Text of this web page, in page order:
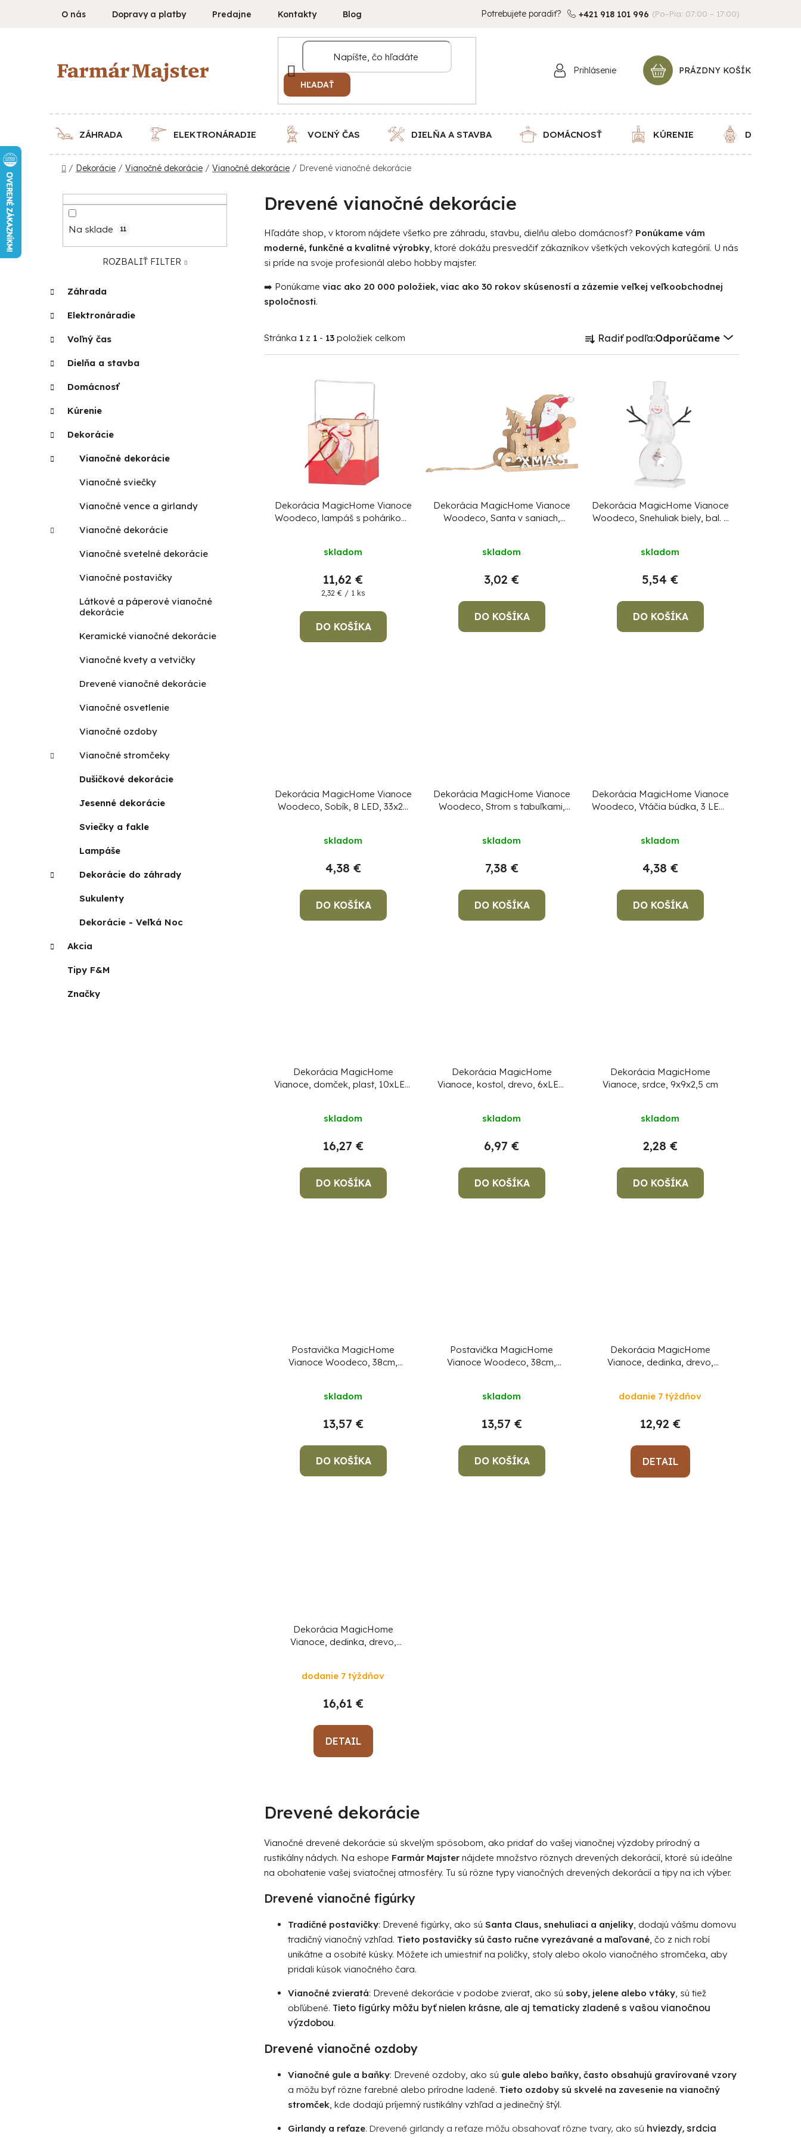
O nás Dopravy a platby Predajne Kontakty Blog Potrebujete poradiť? +421 918 101 996 (Po–Pia: 07:00 – 17:00)
HĽADAŤ
Prihlásenie
NÁKUPNÝ
KOŠÍK
PRÁZDNY KOŠÍK
ZÁHRADA ELEKTRONÁRADIE VOĽNÝ ČAS DIELŇA A STAVBA DOMÁCNOSŤ KÚRENIE DEKORÁCIE
Domov
/ Dekorácie / Vianočné dekorácie / Vianočné dekorácie / Drevené vianočné dekorácie
a
n
e
Na sklade 11
ROZBALIŤ FILTER
kategórie
a
t
g
r
e
Záhrada
Elektronáradie
Voľný čas
Dielňa a stavba
Domácnosť
Kúrenie
Dekorácie
Vianočné dekorácie
Vianočné sviečky
Vianočné vence a girlandy
Vianočné dekorácie
Vianočné svetelné dekorácie
Vianočné postavičky
Látkové a páperové vianočné
dekorácie
Keramické vianočné dekorácie
Vianočné kvety a vetvičky
Drevené vianočné dekorácie
Vianočné osvetlenie
Vianočné ozdoby
Vianočné stromčeky
Dušičkové dekorácie
Jesenné dekorácie
Sviečky a fakle
Lampáše
Dekorácie do záhrady
Sukulenty
Dekorácie - Veľká Noc
Akcia
Tipy F&M
Značky
Drevené vianočné dekorácie
Hľadáte shop, v ktorom nájdete všetko pre záhradu, stavbu, dielňu alebo domácnosť? Ponúkame vám
moderné, funkčné a kvalitné výrobky , ktoré dokážu presvedčiť zákazníkov všetkých vekových kategórií. U nás
si príde na svoje profesionál alebo hobby majster.
➡️ Ponúkame viac ako 20 000 položiek, viac ako 30 rokov skúseností a zázemie veľkej veľkoobchodnej
spoločnosti.
Stránka 1 z 1 - 13 položiek celkom
R
a
d
u
Radiť podľa:Odporúčame
Dekorácia MagicHome Vianoce
Woodeco, lampáš s pohárikom,
skladom
11,62 €
Jednotková
2,32 € / 1 ks
DO KOŠÍKA
Dekorácia MagicHome Vianoce
Woodeco, Santa v saniach,
skladom
3,02 €
DO KOŠÍKA
Dekorácia MagicHome Vianoce
Woodeco, Snehuliak biely, bal. 2
skladom
5,54 €
DO KOŠÍKA
Dekorácia MagicHome Vianoce
Woodeco, Sobík, 8 LED, 33x24
skladom
4,38 €
DO KOŠÍKA
Dekorácia MagicHome Vianoce
Woodeco, Strom s tabuľkami,
skladom
7,38 €
DO KOŠÍKA
Dekorácia MagicHome Vianoce
Woodeco, Vtáčia búdka, 3 LED,
skladom
4,38 €
DO KOŠÍKA
Dekorácia MagicHome
Vianoce, domček, plast, 10xLED
skladom
16,27 €
DO KOŠÍKA
Dekorácia MagicHome
Vianoce, kostol, drevo, 6xLED
skladom
6,97 €
DO KOŠÍKA
Dekorácia MagicHome
Vianoce, srdce, 9x9x2,5 cm
skladom
2,28 €
DO KOŠÍKA
Postavička MagicHome
Vianoce Woodeco, 38cm,
skladom
13,57 €
DO KOŠÍKA
Postavička MagicHome
Vianoce Woodeco, 38cm,
skladom
13,57 €
DO KOŠÍKA
Dekorácia MagicHome
Vianoce, dedinka, drevo,
dodanie 7 týždňov
12,92 €
DETAIL
Dekorácia MagicHome
Vianoce, dedinka, drevo,
dodanie 7 týždňov
16,61 €
DETAIL
d
a
c
i
r
v
k
y
p
i
Drevené dekorácie
Vianočné drevené dekorácie sú skvelým spôsobom, ako pridať do vašej vianočnej výzdoby prírodný a
rustikálny nádych. Na eshope Farmár Majster nájdete množstvo rôznych drevených dekorácií, ktoré sú ideálne
na obohatenie vašej sviatočnej atmosféry. Tu sú rôzne typy vianočných drevených dekorácií a tipy na ich výber.
Drevené vianočné figúrky
Tradičné postavičky: Drevené figúrky, ako sú Santa Claus, snehuliaci a anjeliky, dodajú vášmu domovu
tradičný vianočný vzhľad. Tieto postavičky sú často ručne vyrezávané a maľované, čo z nich robí
unikátne a osobité kúsky. Môžete ich umiestniť na poličky, stoly alebo okolo vianočného stromčeka, aby
pridali kúsok vianočného čara.
Vianočné zvieratá: Drevené dekorácie v podobe zvierat, ako sú soby, jelene alebo vtáky, sú tiež
obľúbené. Tieto figúrky môžu byť nielen krásne, ale aj tematicky zladené s vašou vianočnou
výzdobou.
Drevené vianočné ozdoby
Vianočné gule a baňky: Drevené ozdoby, ako sú gule alebo baňky, často obsahujú gravírované vzory
a môžu byť rôzne farebné alebo prírodne ladené. Tieto ozdoby sú skvelé na zavesenie na vianočný
stromček, kde dodajú príjemný rustikálny vzhľad a jedinečný štýl.
Girlandy a reťaze: Drevené girlandy a reťaze môžu obsahovať rôzne tvary, ako sú hviezdy, srdcia